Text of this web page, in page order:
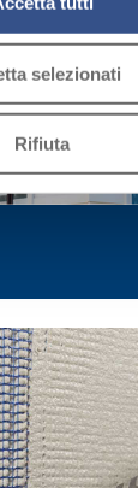
selezionati
Rifiuta